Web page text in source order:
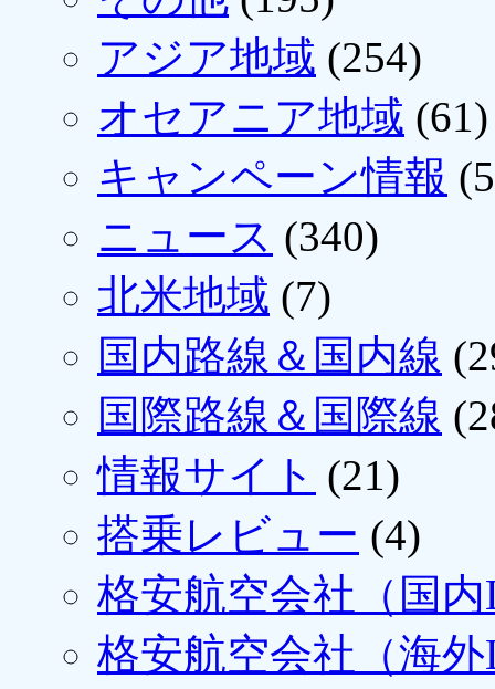
アジア地域 (254)
オセアニア地域 (61)
キャンペーン情報
ニュース (340)
北米地域 (7)
国内路線＆国内線
国際路線＆国際線
情報サイト (21)
搭乗レビュー (4)
格安航空会社（国
格安航空会社（海